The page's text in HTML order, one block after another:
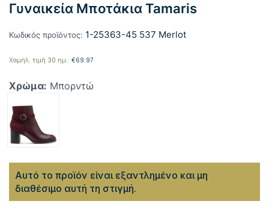
Γυναικεία Μποτάκια Tamaris
Κωδικός προϊόντος: 1-25363-45 537 Merlot
Χαμηλ. τιμή 30 ημ.: €69.97
Χρώμα: Μπορντώ
Αυτό το προϊόν είναι εξαντλημένο και μη
διαθέσιμο αυτή τη στιγμή.